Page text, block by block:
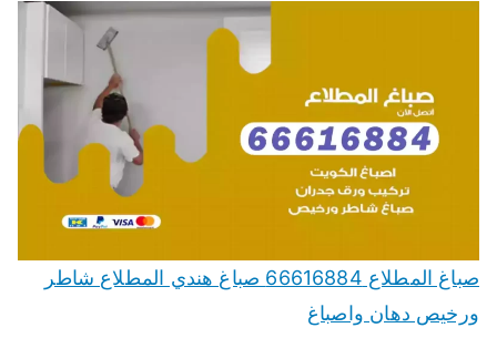
صباغ المطلاع 66616884 صباغ هندي المطلاع شاطر
ورخيص دهان واصباغ